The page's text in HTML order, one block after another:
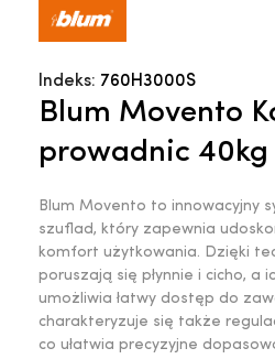
Indeks: 760H3000S
Blum Movento
prowadnic 40kg
Blum Movento to innowacyjny
szuflad, który zapewnia
komfort użytkowania. Dzięki
poruszają się płynnie i cicho, a
umożliwia łatwy dostęp do
charakteryzuje się także
co ułatwia precyzyjne